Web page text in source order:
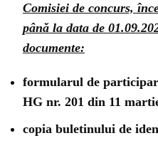
Comisiei de concurs,
până la data de
documente:
formularul de
HG nr. 201 din 11
copia buletinului de